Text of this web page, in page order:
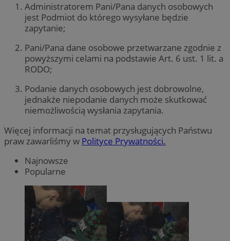
Administratorem Pani/Pana danych osobowych
jest Podmiot do którego wysyłane będzie
zapytanie;
Pani/Pana dane osobowe przetwarzane zgodnie z
powyższymi celami na podstawie Art. 6 ust. 1 lit. a
RODO;
Podanie danych osobowych jest dobrowolne,
jednakże niepodanie danych może skutkować
niemożliwością wysłania zapytania.
Więcej informacji na temat przysługujących Państwu
praw zawarliśmy w Polityce Prywatności.
Najnowsze
Popularne